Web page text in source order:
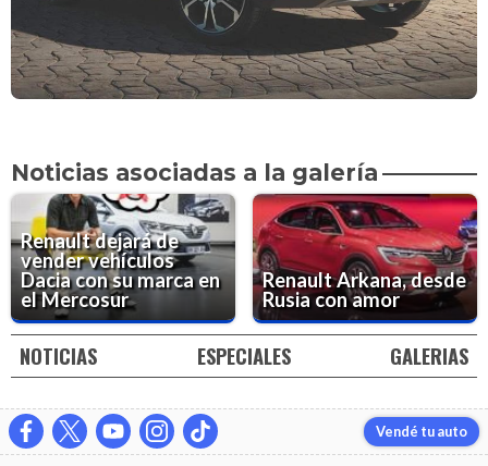
Noticias asociadas a la galería
Renault dejará de
vender vehículos
Dacia con su marca en
el Mercosur
Renault Arkana, desde
Rusia con amor
NOTICIAS ESPECIALES GALERIAS
Vendé tu auto